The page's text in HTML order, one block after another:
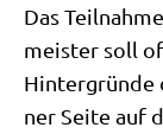
Das
mei­ster soll
Hin­ter­grün­de
ner Sei­te auf